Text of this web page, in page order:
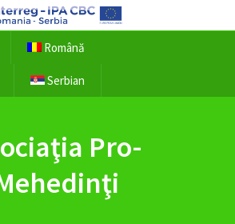
Română
Serbian
Pro-